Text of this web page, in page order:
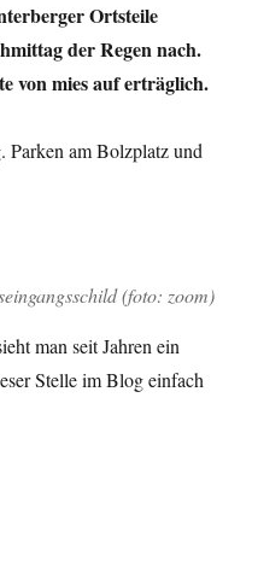
Ortsteile
der Regen nach.
von mies auf erträglich.
Parken am Bolzplatz und
(foto: zoom)
man seit Jahren ein
Stelle im Blog einfach